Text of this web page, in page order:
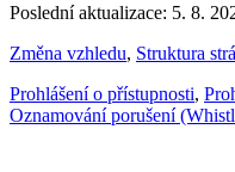
Poslední aktualizace: 5. 8.
Změna vzhledu, Struktura
Prohlášení o přístupnosti,
Oznamování porušení